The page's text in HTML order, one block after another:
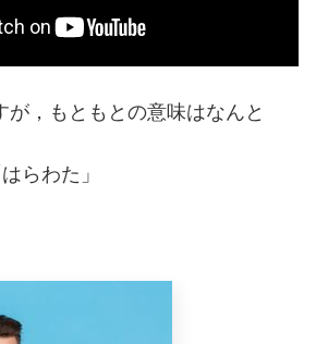
が，もともとの意味はなんと
らわた」